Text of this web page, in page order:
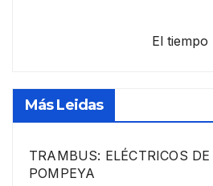
El tiempo
Más Leidas
TRAMBUS: ELÉCTRICOS
POMPEYA